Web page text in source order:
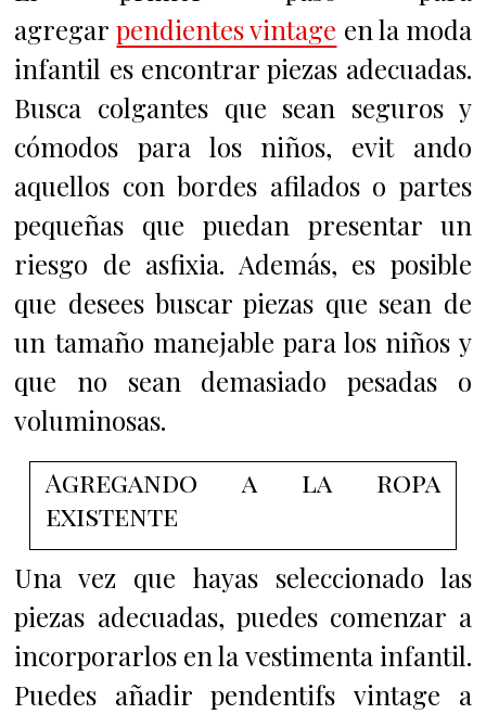
agregarpendientes vintage en la moda
infantil es encontrar piezas adecuadas.
Busca colgantes que sean seguros y
cómodos para los niños, evit ando
aquellos con bordes afilados o partes
pequeñas que puedan presentar un
riesgo de asfixia. Además, es posible
que desees buscar piezas que sean de
un tamaño manejable para los niños y
que no sean demasiado pesadas o
voluminosas.
Agregando a la ropa
existente
Una vez que hayas seleccionado las
piezas adecuadas, puedes comenzar a
incorporarlos en la vestimenta infantil.
Puedes añadir pendentifs vintage a